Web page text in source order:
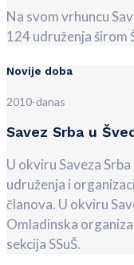
Na svom vrhuncu
124 udruženja širom
Novije doba
2010-danas
Savez Srba u
U okviru Saveza
udruženja i
članova. U okviru
Omladinska
sekcija SSuŠ.